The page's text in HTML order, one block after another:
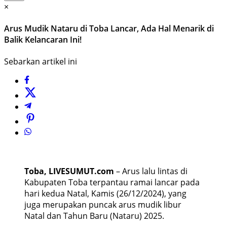
×
Arus Mudik Nataru di Toba Lancar, Ada Hal Menarik di
Balik Kelancaran Ini!
Sebarkan artikel ini
Toba, LIVESUMUT.com – Arus lalu lintas di
Kabupaten Toba terpantau ramai lancar pada
hari kedua Natal, Kamis (26/12/2024), yang
juga merupakan puncak arus mudik libur
Natal dan Tahun Baru (Nataru) 2025.